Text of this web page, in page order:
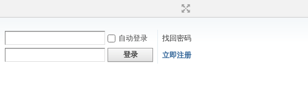
自动登录
找回密码
登录 立即注册